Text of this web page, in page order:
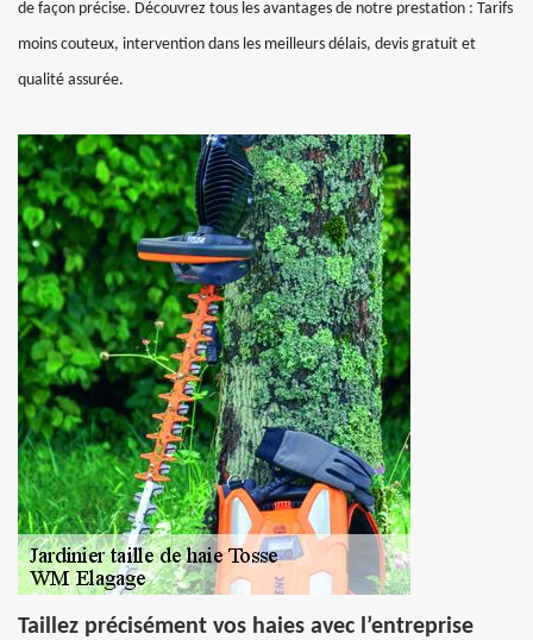
de façon précise. Découvrez tous les avantages de notre prestation : Tarifs
moins couteux, intervention dans les meilleurs délais, devis gratuit et
qualité assurée.
Taillez précisément vos haies avec l’entreprise